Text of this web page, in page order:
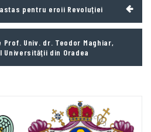
pentru eroii Revoluţiei
Univ. dr. Teodor Maghiar,
Universităţii din Oradea